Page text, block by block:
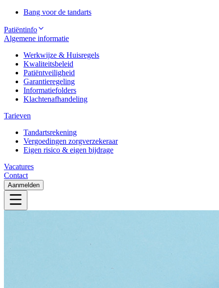
Bang voor de tandarts
Patiëntinfo
Algemene informatie
Werkwijze & Huisregels
Kwaliteitsbeleid
Patiëntveiligheid
Garantieregeling
Informatiefolders
Klachtenafhandeling
Tarieven
Tandartsrekening
Vergoedingen zorgverzekeraar
Eigen risico & eigen bijdrage
Vacatures
Contact
Aanmelden